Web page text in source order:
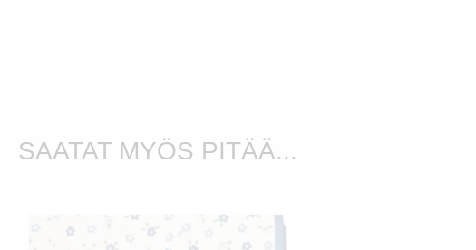
SAATAT MYÖS PITÄÄ...